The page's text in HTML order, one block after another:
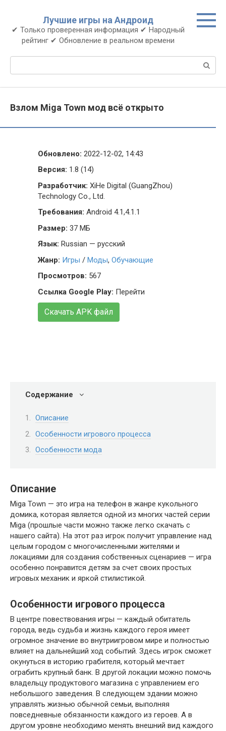
контенту
Лучшие игры на Андроид
✔ Только проверенная информация ✔ Народный
рейтинг ✔ Обновление в реальном времени
Взлом Miga Town мод всё открыто
Обновлено: 2022-12-02, 14:43
Версия: 1.8 (14)
Разработчик: XiHe Digital (GuangZhou)
Technology Co., Ltd.
Требования: Android 4.1,4.1.1
Размер: 37 МБ
Язык: Russian — русский
Жанр: Игры / Моды, Обучающие
Просмотров: 567
Ссылка Google Play: Перейти
Скачать APK файл
Содержание
Описание
Особенности игрового процесса
Особенности мода
Описание
Miga Town — это игра на телефон в жанре кукольного
домика, которая является одной из многих частей серии
Miga (прошлые части можно также легко скачать с
нашего сайта). На этот раз игрок получит управление над
целым городом с многочисленными жителями и
локациями для создания собственных сценариев — игра
особенно понравится детям за счет своих простых
игровых механик и яркой стилистикой.
Особенности игрового процесса
В центре повествования игры — каждый обитатель
города, ведь судьба и жизнь каждого героя имеет
огромное значение во внутриигровом мире и полностью
влияет на дальнейший ход событий. Здесь игрок сможет
окунуться в историю грабителя, который мечтает
ограбить крупный банк. В другой локации можно помочь
владельцу продуктового магазина с управлением его
небольшого заведения. В следующем здании можно
управлять жизнью обычной семьи, выполняя
повседневные обязанности каждого из героев. А в
другом уровне необходимо менять внешний вид каждого